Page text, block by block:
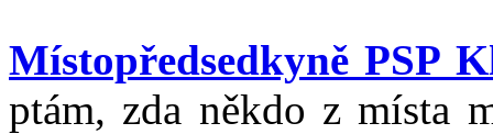
Místopředsedkyně PSP
ptám, zda někdo z místa